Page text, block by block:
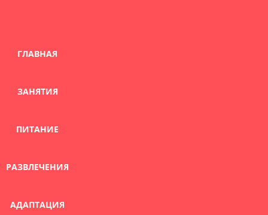
ГЛАВНАЯ
ЗАНЯТИЯ
ПИТАНИЕ
РАЗВЛЕЧЕНИЯ
АДАПТАЦИЯ